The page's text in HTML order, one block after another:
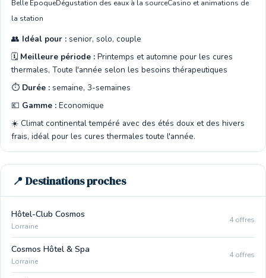
Belle ÉpoqueDégustation des eaux à la sourceCasino et animations de
la station
👥 Idéal pour : senior, solo, couple
🗓️ Meilleure période : Printemps et automne pour les cures
thermales, Toute l'année selon les besoins thérapeutiques
⏱️ Durée : semaine, 3-semaines
💶 Gamme : Economique
☀️ Climat continental tempéré avec des étés doux et des hivers
frais, idéal pour les cures thermales toute l'année.
📍 Destinations proches
Hôtel-Club Cosmos
Lorraine
4 offres
Cosmos Hôtel & Spa
Lorraine
4 offres